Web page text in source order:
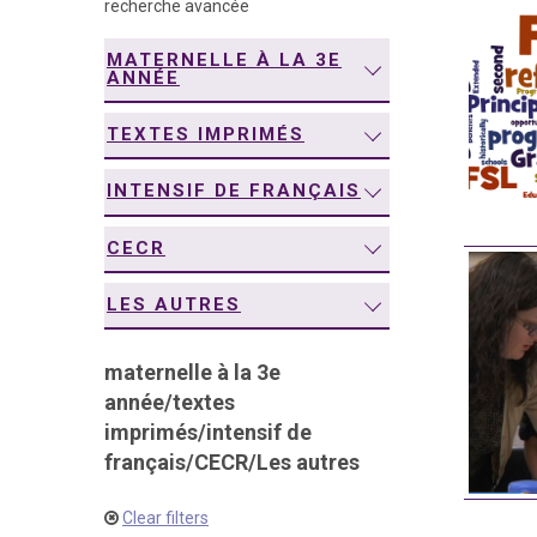
recherche avancée
MATERNELLE À LA 3E
ANNÉE
TEXTES IMPRIMÉS
INTENSIF DE FRANÇAIS
CECR
LES AUTRES
maternelle à la 3e
année/textes
imprimés/intensif de
français/CECR/Les autres
Clear filters